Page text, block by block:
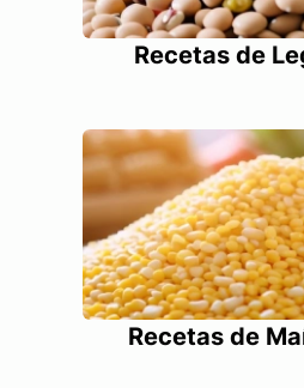
Recetas de
Recetas de